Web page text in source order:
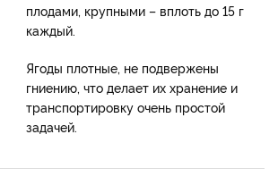
плодами, крупными – вплоть до 15 г
каждый.
Ягоды плотные, не подвержены
гниению, что делает их хранение и
транспортировку очень простой
задачей.